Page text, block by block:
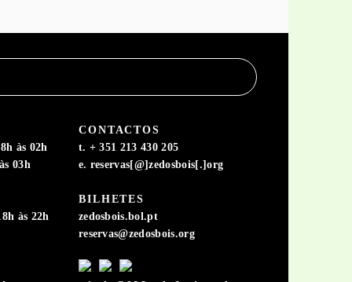
às 02h
03h
às 22h
CONTACTOS
t. + 351 213 430 205
e. reservas[@]zedosbois[.]org
BILHETES
zedosbois.bol.pt
reservas@zedosbois.org